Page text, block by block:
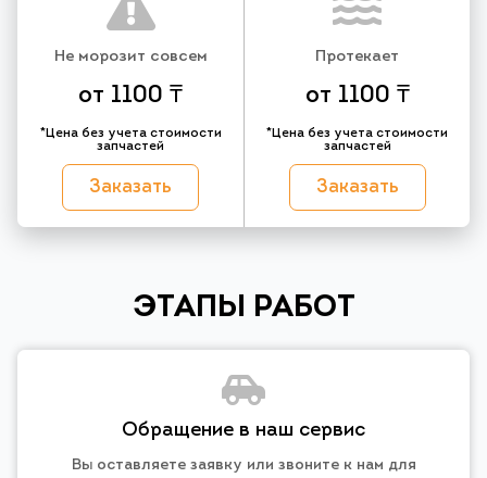
Не морозит совсем
от 1100 ₸
*Цена без учета стоимости
запчастей
Заказать
Протекает
от 1100 ₸
*Цена без учета стоимости
запчастей
Заказать
ЭТАПЫ РАБОТ
Обращение в наш сервис
Вы оставляете заявку или звоните к нам для